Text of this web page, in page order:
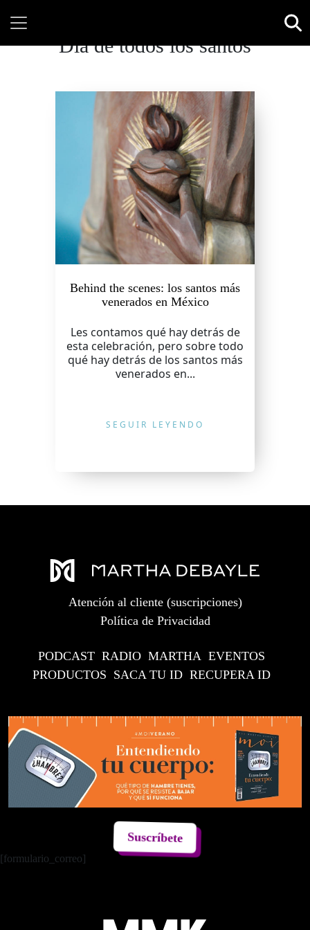
Día de todos los santos
Behind the scenes: los santos más
venerados en México
Les contamos qué hay detrás de
esta celebración, pero sobre todo
qué hay detrás de los santos más
venerados en...
SEGUIR LEYENDO
Atención al cliente (suscripciones)
Política de Privacidad
PODCAST RADIO MARTHA EVENTOS
PRODUCTOS SACA TU ID RECUPERA ID
Suscríbete
[formulario_correo]